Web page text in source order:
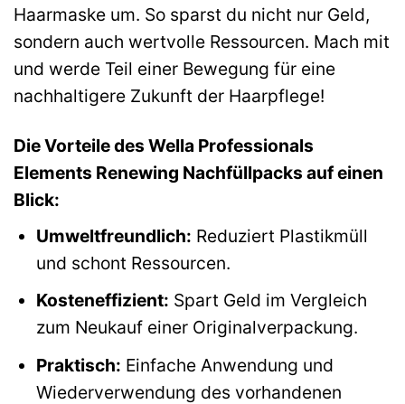
Haarmaske um. So sparst du nicht nur Geld,
sondern auch wertvolle Ressourcen. Mach mit
und werde Teil einer Bewegung für eine
nachhaltigere Zukunft der Haarpflege!
Die Vorteile des Wella Professionals
Elements Renewing Nachfüllpacks auf einen
Blick:
Umweltfreundlich: Reduziert Plastikmüll
und schont Ressourcen.
Kosteneffizient: Spart Geld im Vergleich
zum Neukauf einer Originalverpackung.
Praktisch: Einfache Anwendung und
Wiederverwendung des vorhandenen